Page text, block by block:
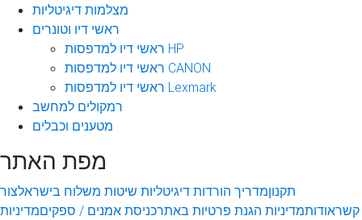
מצלמות דיגיטליות
ראשי דיו וטונרים
ראשי דיו למדפסות HP
ראשי דיו למדפסות CANON
ראשי דיו למדפסות Lexmark
רמקולים למחשב
מטענים וכבלים
מפת האתר
תקנוןמדריך הורדות דיגיטליות שיטות משלוח בישראלצור
קשראודותמדיניות הגנת פרטיות באתרכניסת אמנים / ספקיםמדיניות